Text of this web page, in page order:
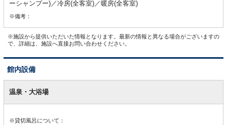
ーシャンプー)／冷房(全客室)／暖房(全客室)
※備考：
※施設から提供いただいた情報となります。最新の情報と異なる場合がございますの
で、詳細は、施設へ直接お問い合わせください。
館内設備
内温泉・大浴場
※貸切風呂について：